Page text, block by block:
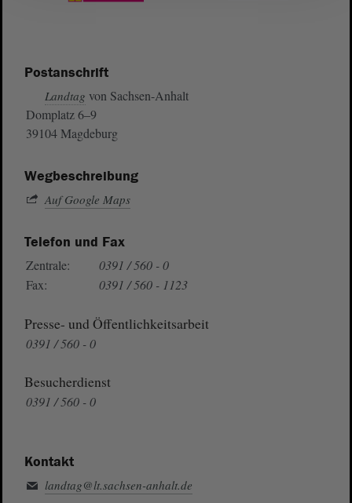
Postanschrift
Landtag von Sachsen-Anhalt
Domplatz 6–9
39104 Magdeburg
Wegbeschreibung
Auf Google Maps
Telefon und Fax
Zentrale:
0391 / 560 - 0
Fax:
0391 / 560 - 1123
Presse- und Öffentlichkeitsarbeit
0391 / 560 - 0
Besucherdienst
0391 / 560 - 0
Kontakt
landtag@lt.sachsen-anhalt.de